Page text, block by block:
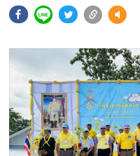
• ละคร
• Cyber BIZ
ผู้จัดกวน
Good health & Well-being
• Green Innovation & SD
• Management & HR
• MGR Live